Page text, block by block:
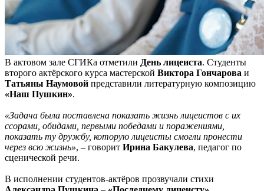
В актовом зале СГИКа отметили День лицеиста. Студенты
второго актёрского курса мастерской Виктора Гончарова и
Татьяны Наумовой представили литературную композицию
«Наш Пушкин».
«Задача была поставлена показать жизнь лицеистов с их
ссорами, обидами, первыми победами и поражениями,
показать ту дружбу, которую лицеисты смогли пронести
через всю жизнь», – говорит Ирина Бакулева, педагог по
сценической речи.
В исполнении студентов-актёров прозвучали стихи